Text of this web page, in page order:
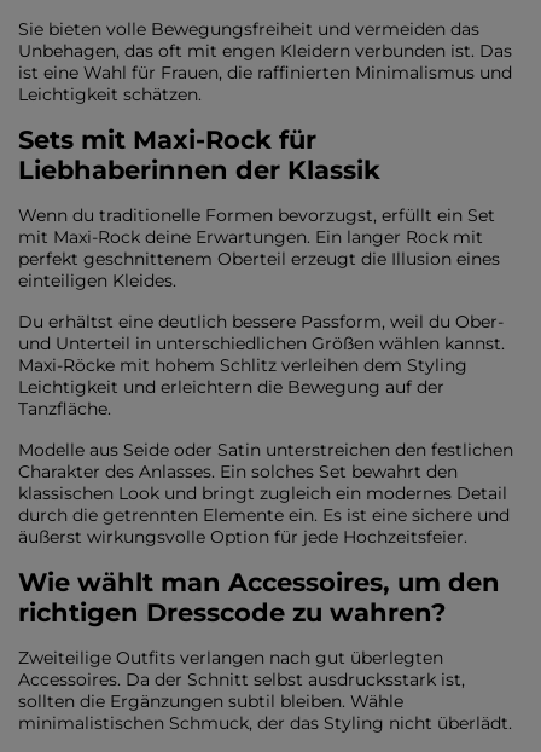
Sie bieten volle Bewegungsfreiheit und vermeiden das
Unbehagen, das oft mit engen Kleidern verbunden ist. Das
ist eine Wahl für Frauen, die raffinierten Minimalismus und
Leichtigkeit schätzen.
Sets mit Maxi-Rock für
Liebhaberinnen der Klassik
Wenn du traditionelle Formen bevorzugst, erfüllt ein Set
mit Maxi-Rock deine Erwartungen. Ein langer Rock mit
perfekt geschnittenem Oberteil erzeugt die Illusion eines
einteiligen Kleides.
Du erhältst eine deutlich bessere Passform, weil du Ober-
und Unterteil in unterschiedlichen Größen wählen kannst.
Maxi-Röcke mit hohem Schlitz verleihen dem Styling
Leichtigkeit und erleichtern die Bewegung auf der
Tanzfläche.
Modelle aus Seide oder Satin unterstreichen den festlichen
Charakter des Anlasses. Ein solches Set bewahrt den
klassischen Look und bringt zugleich ein modernes Detail
durch die getrennten Elemente ein. Es ist eine sichere und
äußerst wirkungsvolle Option für jede Hochzeitsfeier.
Wie wählt man Accessoires, um den
richtigen Dresscode zu wahren?
Zweiteilige Outfits verlangen nach gut überlegten
Accessoires. Da der Schnitt selbst ausdrucksstark ist,
sollten die Ergänzungen subtil bleiben. Wähle
minimalistischen Schmuck, der das Styling nicht überlädt.